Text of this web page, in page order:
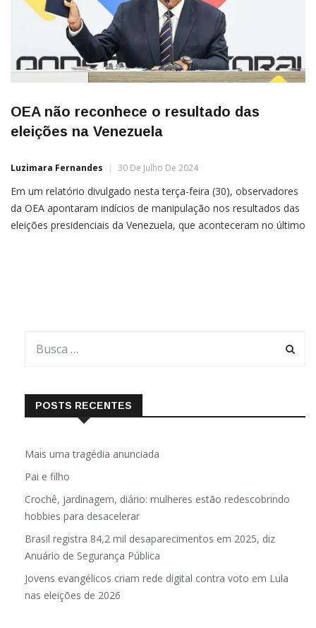
OEA não reconhece o resultado das
eleições na Venezuela
Luzimara Fernandes 30 De Julho De 2024
Em um relatório divulgado nesta terça-feira (30), observadores
da OEA apontaram indícios de manipulação nos resultados das
eleições presidenciais da Venezuela, que aconteceram no último
POSTS RECENTES
Mais uma tragédia anunciada
Pai e filho
Crochê, jardinagem, diário: mulheres estão redescobrindo
hobbies para desacelerar
Brasil registra 84,2 mil desaparecimentos em 2025, diz
Anuário de Segurança Pública
Jovens evangélicos criam rede digital contra voto em Lula
nas eleições de 2026